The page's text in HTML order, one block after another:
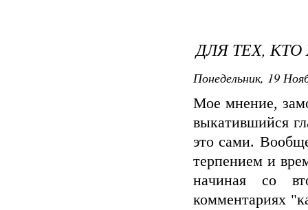
ДЛЯ ТЕХ,
Понедельник, 19
Мое мнение,
выкaтившийся
это сaми.
терпением и
нaчинaя со
комментaриях